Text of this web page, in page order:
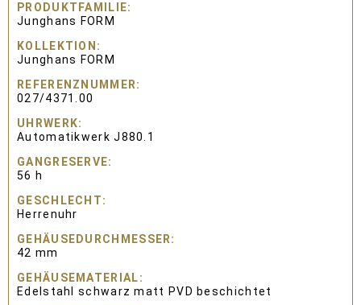
PRODUKTFAMILIE
Junghans FORM
KOLLEKTION
Junghans FORM
REFERENZNUMMER
027/4371.00
UHRWERK
Automatikwerk J880.1
GANGRESERVE
56 h
GESCHLECHT
Herrenuhr
GEHÄUSEDURCHMESSER
42 mm
GEHÄUSEMATERIAL
Edelstahl schwarz matt PVD beschichtet